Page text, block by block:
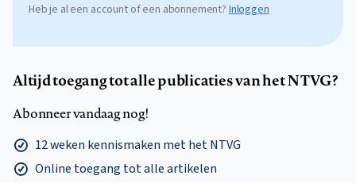
Heb je al een account of een abonnement? Inloggen
Altijd toegang tot alle publicaties van het NTVG?
Abonneer vandaag nog!
12 weken kennismaken met het NTVG
Online toegang tot alle artikelen